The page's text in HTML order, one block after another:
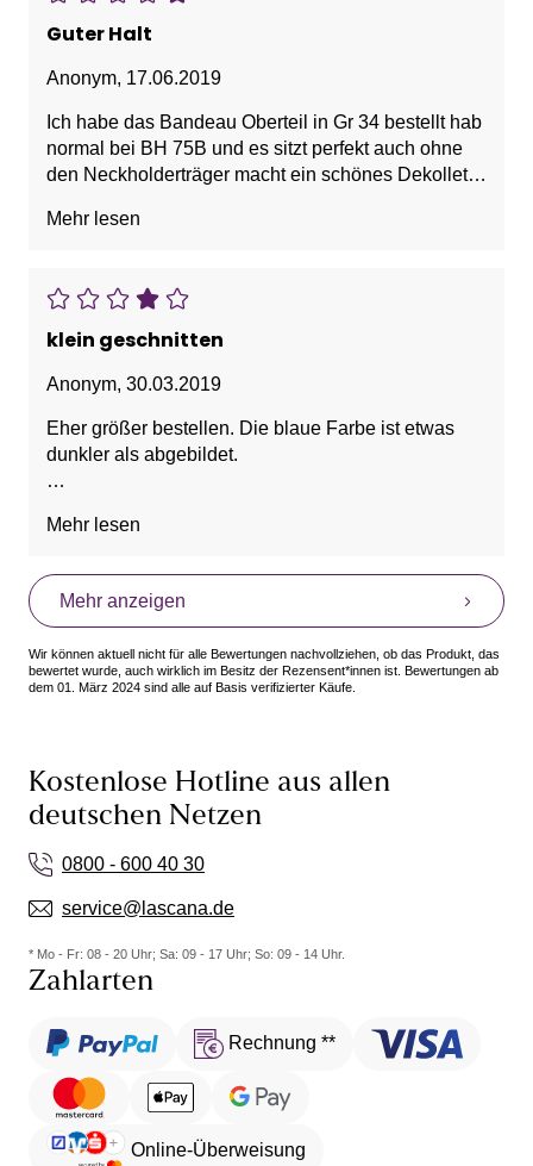
Guter Halt
Anonym, 17.06.2019
Ich habe das Bandeau Oberteil in Gr 34 bestellt hab
normal bei BH 75B und es sitzt perfekt auch ohne
den Neckholderträger macht ein schönes Dekolleté
Mehr lesen
klein geschnitten
Anonym, 30.03.2019
Eher größer bestellen. Die blaue Farbe ist etwas
dunkler als abgebildet.
Nachteile: klein geschnitten
Mehr lesen
Mehr anzeigen
Wir können aktuell nicht für alle Bewertungen nachvollziehen, ob das Produkt, das
bewertet wurde, auch wirklich im Besitz der Rezensent*innen ist. Bewertungen ab
dem 01. März 2024 sind alle auf Basis verifizierter Käufe.
Kostenlose Hotline aus allen
deutschen Netzen
0800 - 600 40 30
service@lascana.de
* Mo - Fr: 08 - 20 Uhr; Sa: 09 - 17 Uhr; So: 09 - 14 Uhr.
Zahlarten
Rechnung **
Online-Überweisung